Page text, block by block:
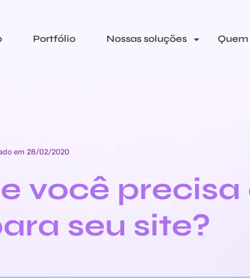
Portfólio Nossas soluções Quem
em 28/02/2020
você precisa
seu site?